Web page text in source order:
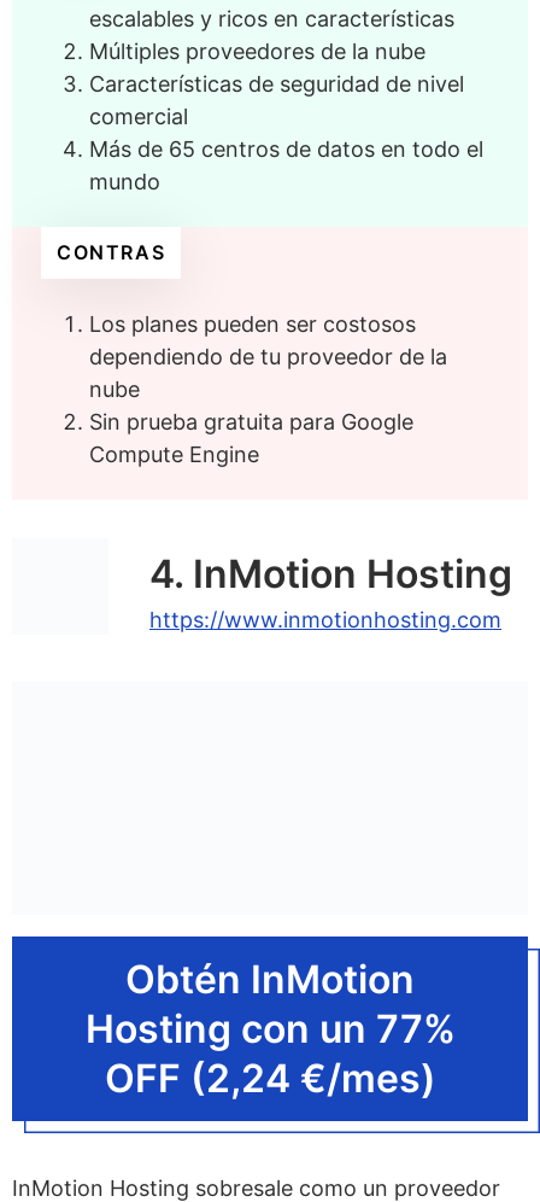
escalables y ricos en características
Múltiples proveedores de la nube
Características de seguridad de nivel
comercial
Más de 65 centros de datos en todo el
mundo
CONTRAS
Los planes pueden ser costosos
dependiendo de tu proveedor de la
nube
Sin prueba gratuita para Google
Compute Engine
4. InMotion Hosting
https://www.inmotionhosting.com
Obtén InMotion
Hosting con un 77%
OFF (2,24 €/mes)
InMotion Hosting sobresale como un proveedor